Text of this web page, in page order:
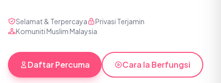
Selamat & Terpercaya
Privasi Terjamin
Komuniti Muslim Malaysia
Daftar Percuma Cara Ia Berfungsi